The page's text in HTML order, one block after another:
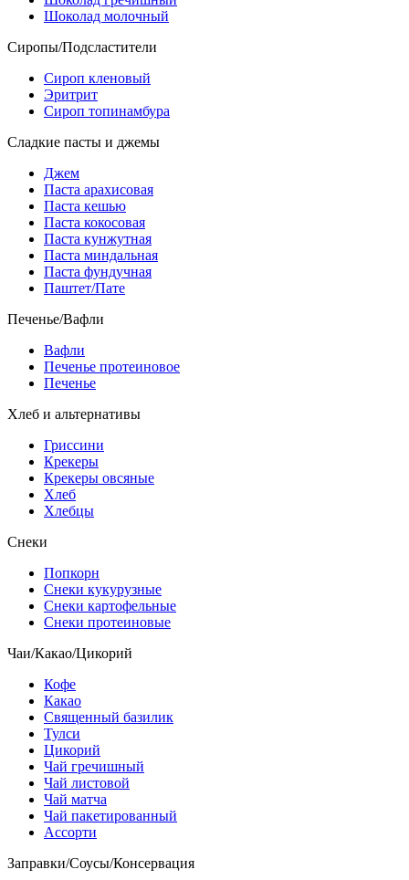
Шоколад молочный
Сиропы/Подсластители
Сироп кленовый
Эритрит
Сироп топинамбура
Сладкие пасты и джемы
Джем
Паста арахисовая
Паста кешью
Паста кокосовая
Паста кунжутная
Паста миндальная
Паста фундучная
Паштет/Пате
Печенье/Вафли
Вафли
Печенье протеиновое
Печенье
Хлеб и альтернативы
Гриссини
Крекеры
Крекеры овсяные
Хлеб
Хлебцы
Снеки
Попкорн
Снеки кукурузные
Снеки картофельные
Снеки протеиновые
Чаи/Какао/Цикорий
Кофе
Какао
Священный базилик
Тулси
Цикорий
Чай гречишный
Чай листовой
Чай матча
Чай пакетированный
Ассорти
Заправки/Соусы/Консервация